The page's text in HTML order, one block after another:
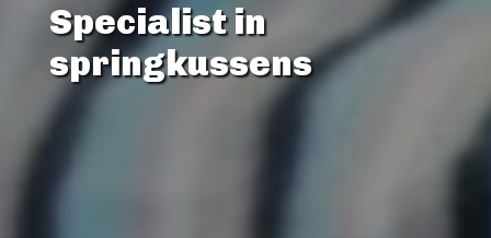
Specialist in
springkussens